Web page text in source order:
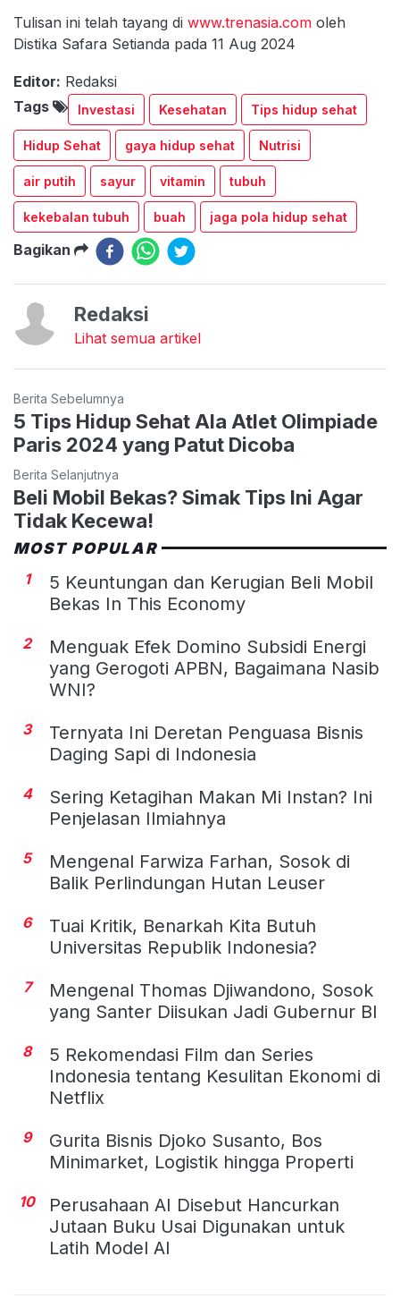
Tulisan ini telah tayang di www.trenasia.com oleh
Distika Safara Setianda pada 11 Aug 2024
Editor: Redaksi
Tags
Investasi Kesehatan Tips hidup sehat
Hidup Sehat gaya hidup sehat Nutrisi
air putih sayur vitamin tubuh
kekebalan tubuh buah jaga pola hidup sehat
Bagikan
Redaksi
Lihat semua artikel
Berita Sebelumnya
5 Tips Hidup Sehat Ala Atlet Olimpiade
Paris 2024 yang Patut Dicoba
Berita Selanjutnya
Beli Mobil Bekas? Simak Tips Ini Agar
Tidak Kecewa!
MOST POPULAR
1
5 Keuntungan dan Kerugian Beli Mobil
Bekas In This Economy
2
Menguak Efek Domino Subsidi Energi
yang Gerogoti APBN, Bagaimana Nasib
WNI?
3
Ternyata Ini Deretan Penguasa Bisnis
Daging Sapi di Indonesia
4
Sering Ketagihan Makan Mi Instan? Ini
Penjelasan Ilmiahnya
5
Mengenal Farwiza Farhan, Sosok di
Balik Perlindungan Hutan Leuser
6
Tuai Kritik, Benarkah Kita Butuh
Universitas Republik Indonesia?
7
Mengenal Thomas Djiwandono, Sosok
yang Santer Diisukan Jadi Gubernur BI
8
5 Rekomendasi Film dan Series
Indonesia tentang Kesulitan Ekonomi di
Netflix
9
Gurita Bisnis Djoko Susanto, Bos
Minimarket, Logistik hingga Properti
10
Perusahaan AI Disebut Hancurkan
Jutaan Buku Usai Digunakan untuk
Latih Model AI